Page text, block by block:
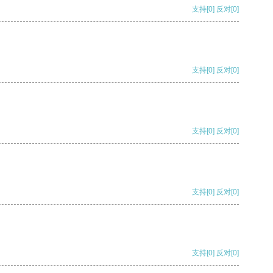
支持[0] 反对[0]
支持[0] 反对[0]
支持[0] 反对[0]
支持[0] 反对[0]
支持[0] 反对[0]